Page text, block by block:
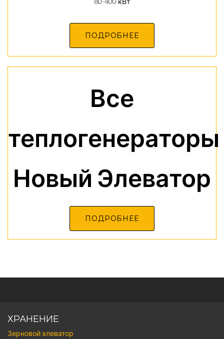
ПОДРОБНЕЕ
Все
теплогенераторы
Новый Элеватор
ПОДРОБНЕЕ
ХРАНЕНИЕ
Зерновой элеватор